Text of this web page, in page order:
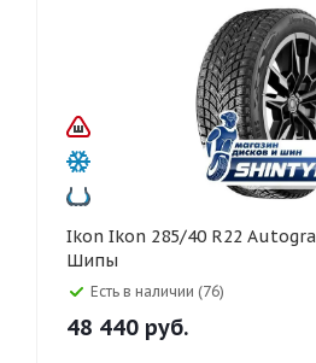
Ikon Ikon 285/40 R22 Autograph Ice 10 SUV 110T
Шипы
Есть в наличии (76)
48 440 руб.